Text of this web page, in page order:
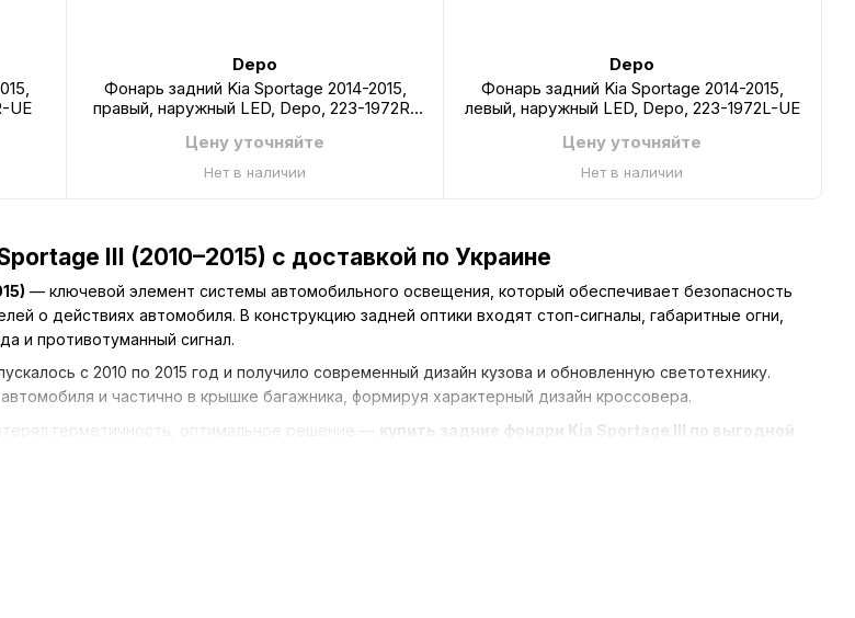
III (2010–2015) с доставкой по Украине
— ключевой элемент системы автомобильного освещения, который обеспечивает безопасность
о действиях автомобиля. В конструкцию задней оптики входят стоп-сигналы, габаритные огни,
и противотуманный сигнал.
с 2010 по 2015 год и получило современный дизайн кузова и обновленную светотехнику.
и частично в крышке багажника, формируя характерный дизайн кроссовера.
герметичность, оптимальное решение — купить задние фонари Kia Sportage III по выгодной
UE
Depo
Фонарь задний Kia Sportage 2014-2015,
правый, наружный LED, Depo, 223-1972R-
Цену уточняйте
Нет в наличии
Depo
Фонарь задний Kia Sportage 2014-2015,
левый, наружный LED, Depo, 223-1972L-UE
Цену уточняйте
Нет в наличии